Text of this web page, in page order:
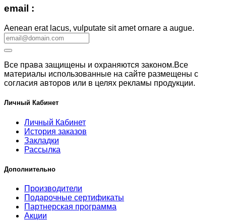
email :
Aenean erat lacus, vulputate sit amet ornare a augue.
Все права защищены и охраняются законом.Все
материалы использованные на сайте размещены с
согласия авторов или в целях рекламы продукции.
Личный Кабинет
Личный Кабинет
История заказов
Закладки
Рассылка
Дополнительно
Производители
Подарочные сертификаты
Партнерская программа
Акции